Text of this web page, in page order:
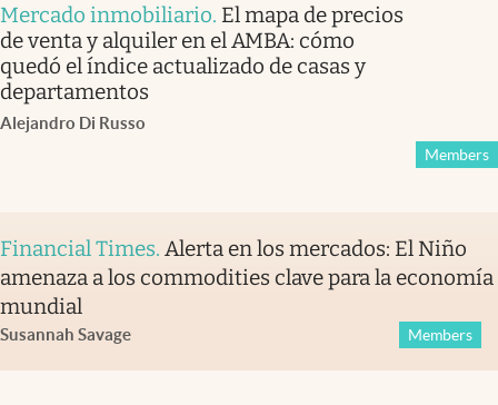
Mercado inmobiliario. El mapa de precios
de venta y alquiler en el AMBA: cómo
quedó el índice actualizado de casas y
departamentos
Alejandro Di Russo
Members
Financial Times. Alerta en los mercados: El Niño
amenaza a los commodities clave para la economía
mundial
Susannah Savage Members